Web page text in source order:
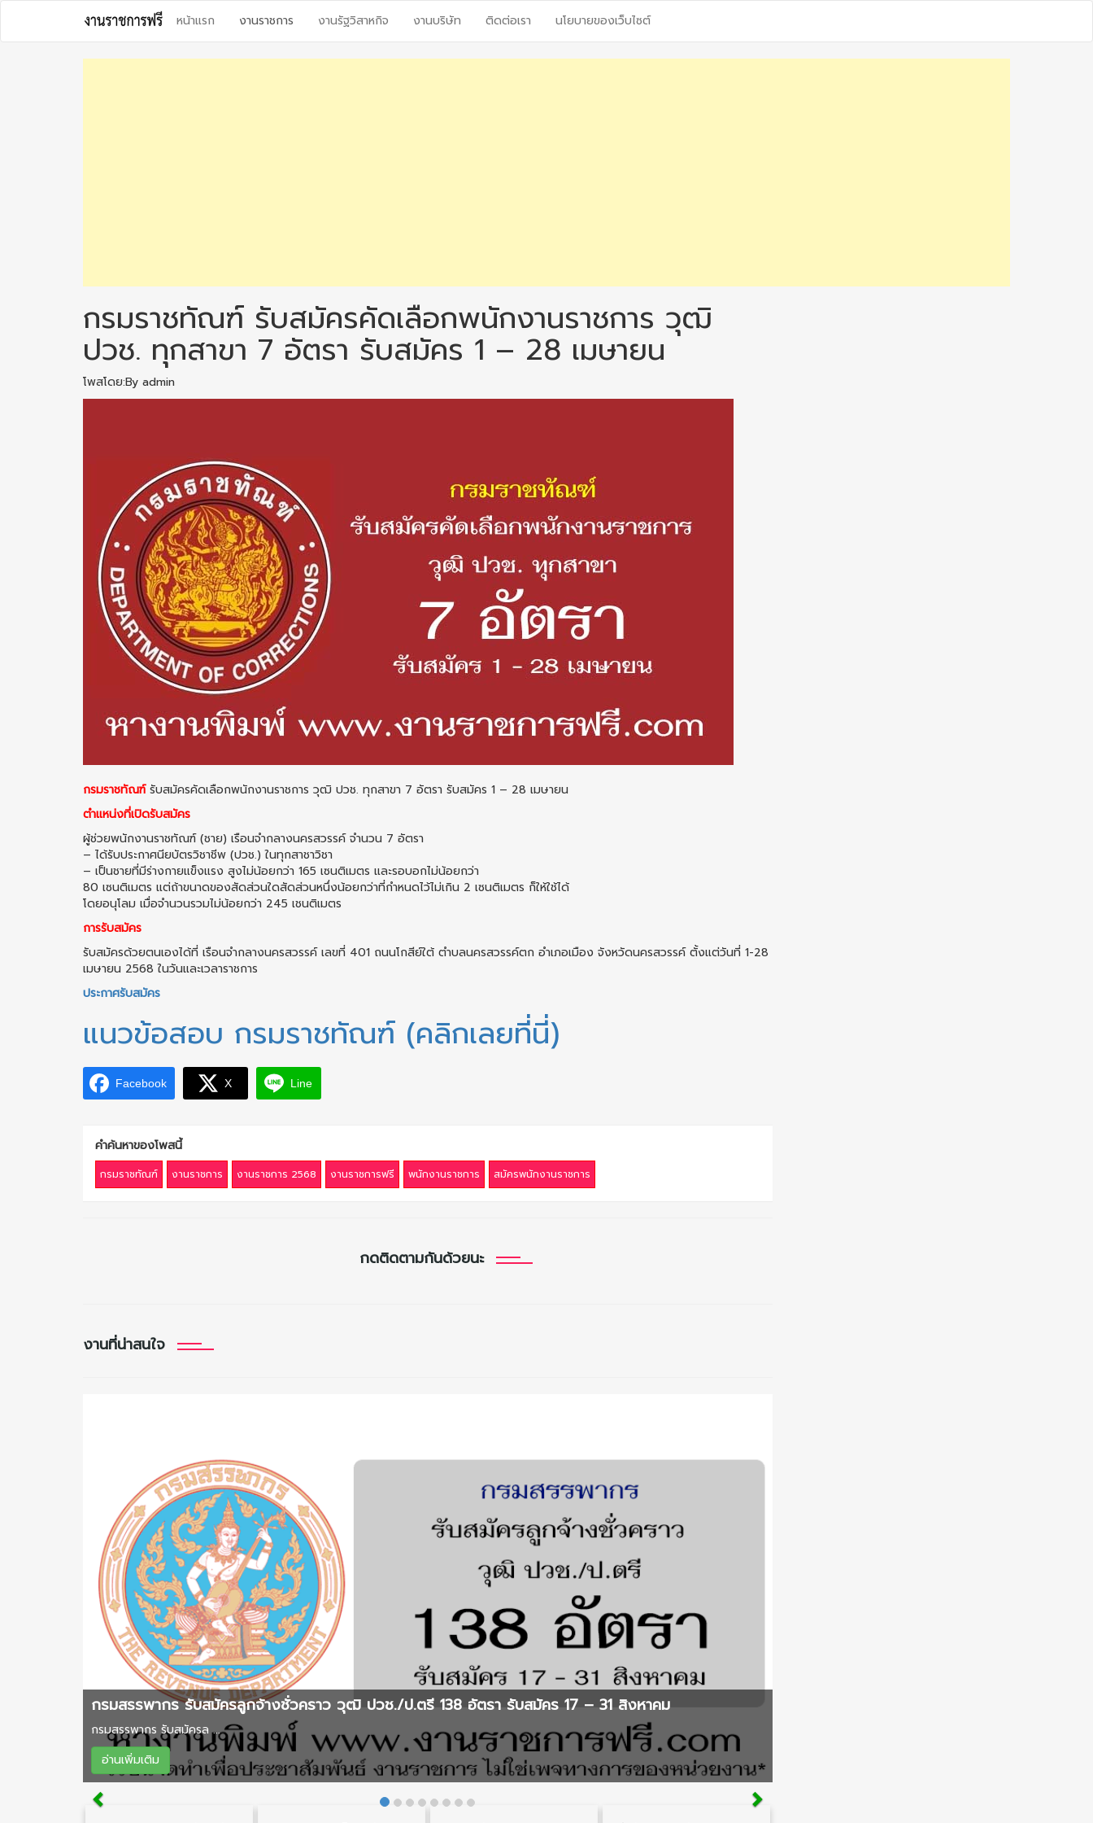
content
หน้าแรก งานราชการ งานรัฐวิสาหกิจ งานบริษัท ติดต่อเรา นโยบายของเว็บไซต์
กรมราชทัณฑ์ รับสมัครคัดเลือกพนักงานราชการ วุฒิ
ปวช. ทุกสาขา 7 อัตรา รับสมัคร 1 – 28 เมษายน
โพสโดย:By admin
กรมราชทัณฑ์รับสมัครคัดเลือกพนักงานราชการ วุฒิ ปวช. ทุกสาขา 7 อัตรา รับสมัคร 1 – 28 เมษายน
ตำแหน่งที่เปิดรับสมัคร
ผู้ช่วยพนักงานราชทัณฑ์ (ชาย) เรือนจำกลางนครสวรรค์ จำนวน 7 อัตรา
– ได้รับประกาศนียบัตรวิชาชีพ (ปวช.) ในทุกสาชาวิชา
– เป็นชายที่มีร่างกายแข็งแรง สูงไม่น้อยกว่า 165 เซนติเมตร และรอบอกไม่น้อยกว่า
80 เซนติเมตร แต่ถ้าขนาดของสัดส่วนใดสัดส่วนหนึ่งน้อยกว่าที่กำหนดไว้ไม่เกิน 2 เซนติเมตร ก็ให้ใช้ได้
โดยอนุโลม เมื่อจำนวนรวมไม่น้อยกว่า 245 เชนติเมตร
การรับสมัคร
รับสมัครด้วยตนเองได้ที่ เรือนจำกลางนครสวรรค์ เลขที่ 401 ถนนโกสีย์ใต้ ตำบลนครสวรรค์ตก อำเภอเมือง จังหวัดนครสวรรค์ ตั้งแต่วันที่ 1-28
เมษายน 2568 ในวันและเวลาราชการ
ประกาศรับสมัคร
แนวข้อสอบ กรมราชทัณฑ์ (คลิกเลยที่นี่)
Facebook X Line
คำค้นหาของโพสนี้
กรมราชทัณฑ์ งานราชการ งานราชการ 2568 งานราชการฟรี พนักงานราชการ สมัครพนักงานราชการ
กดติดตามกันด้วยนะ
งานที่น่าสนใจ
กรมสรรพากร รับสมัครลูกจ้างชั่วคราว วุฒิ ปวช./ป.ตรี 138 อัตรา รับสมัคร 17 – 31 สิงหาคม
กรมสรรพากร รับสมัครล ...
อ่านเพิ่มเติม